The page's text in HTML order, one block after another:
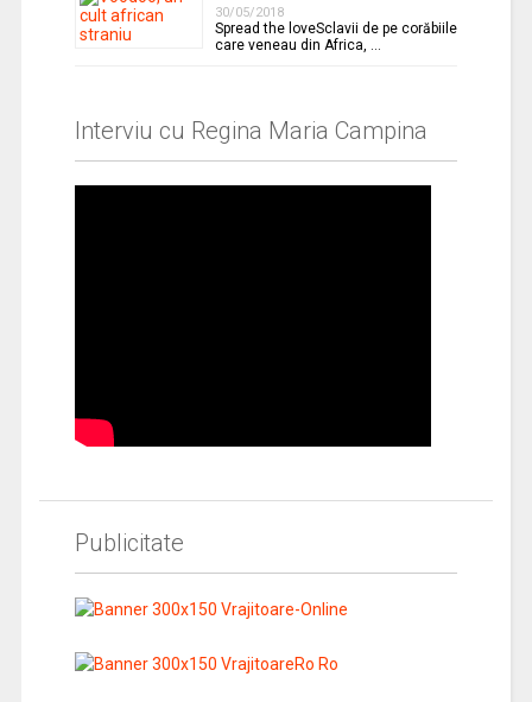
30/05/2018
Spread the loveSclavii de pe corăbiile
care veneau din Africa, …
Interviu cu Regina Maria Campina
Publicitate